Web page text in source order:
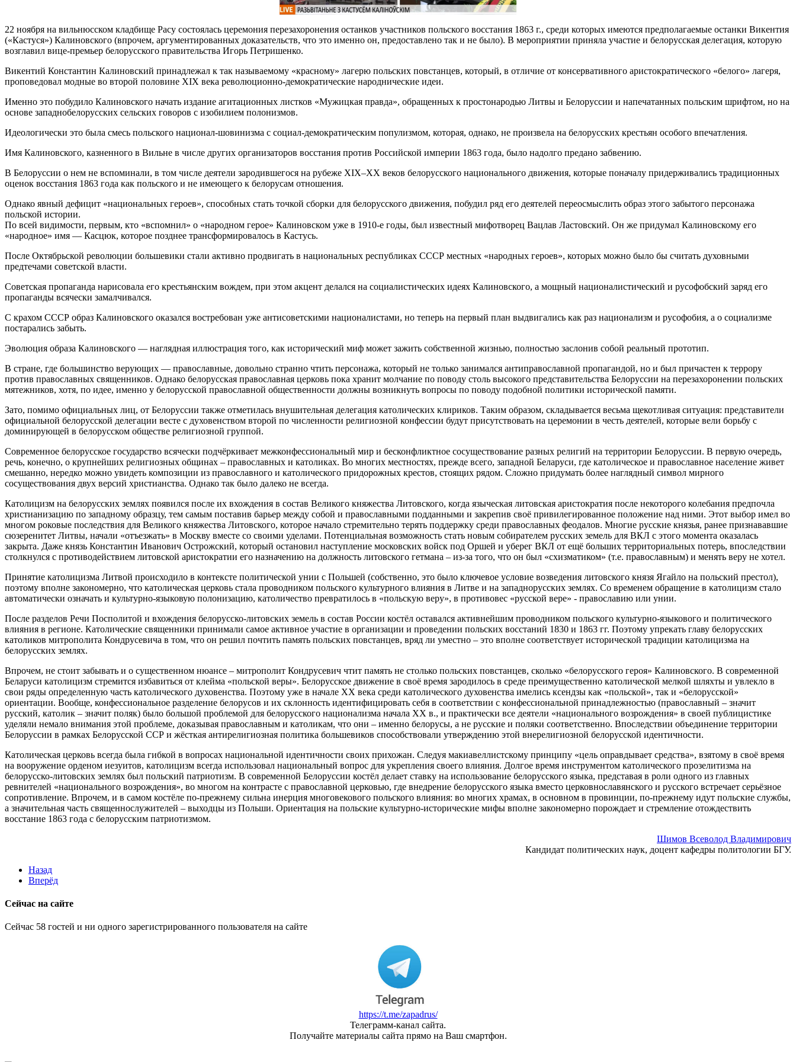
22 ноября на вильнюсском кладбище Расу состоялась церемония перезахоронения останков участников польского восстания 1863 г., среди которых имеются предполагаемые останки Викентия
(«Кастуся») Калиновского (впрочем, аргументированных доказательств, что это именно он, предоставлено так и не было). В мероприятии приняла участие и белорусская делегация, которую
возглавил вице-премьер белорусского правительства Игорь Петришенко.
Викентий Константин Калиновский принадлежал к так называемому «красному» лагерю польских повстанцев, который, в отличие от консервативного аристократического «белого» лагеря,
проповедовал модные во второй половине XIX века революционно-демократические народнические идеи.
Именно это побудило Калиновского начать издание агитационных листков «Мужицкая правда», обращенных к простонародью Литвы и Белоруссии и напечатанных польским шрифтом, но на
основе западнобелорусских сельских говоров с изобилием полонизмов.
Идеологически это была смесь польского национал-шовинизма с социал-демократическим популизмом, которая, однако, не произвела на белорусских крестьян особого впечатления.
Имя Калиновского, казненного в Вильне в числе других организаторов восстания против Российской империи 1863 года, было надолго предано забвению.
В Белоруссии о нем не вспоминали, в том числе деятели зародившегося на рубеже XIX–XX веков белорусского национального движения, которые поначалу придерживались традиционных
оценок восстания 1863 года как польского и не имеющего к белорусам отношения.
Однако явный дефицит «национальных героев», способных стать точкой сборки для белорусского движения, побудил ряд его деятелей переосмыслить образ этого забытого персонажа
польской истории.
По всей видимости, первым, кто «вспомнил» о «народном герое» Калиновском уже в 1910-е годы, был известный мифотворец Вацлав Ластовский. Он же придумал Калиновскому его
«народное» имя — Касцюк, которое позднее трансформировалось в Кастусь.
После Октябрьской революции большевики стали активно продвигать в национальных республиках СССР местных «народных героев», которых можно было бы считать духовными
предтечами советской власти.
Советская пропаганда нарисовала его крестьянским вождем, при этом акцент делался на социалистических идеях Калиновского, а мощный националистический и русофобский заряд его
пропаганды всячески замалчивался.
С крахом СССР образ Калиновского оказался востребован уже антисоветскими националистами, но теперь на первый план выдвигались как раз национализм и русофобия, а о социализме
постарались забыть.
Эволюция образа Калиновского — наглядная иллюстрация того, как исторический миф может зажить собственной жизнью, полностью заслонив собой реальный прототип.
В стране, где большинство верующих — православные, довольно странно чтить персонажа, который не только занимался антиправославной пропагандой, но и был причастен к террору
против православных священников. Однако белорусская православная церковь пока хранит молчание по поводу столь высокого представительства Белоруссии на перезахоронении польских
мятежников, хотя, по идее, именно у белорусской православной общественности должны возникнуть вопросы по поводу подобной политики исторической памяти.
Зато, помимо официальных лиц, от Белоруссии также отметилась внушительная делегация католических клириков. Таким образом, складывается весьма щекотливая ситуация: представители
официальной белорусской делегации весте с духовенством второй по численности религиозной конфессии будут присутствовать на церемонии в честь деятелей, которые вели борьбу с
доминирующей в белорусском обществе религиозной группой.
Современное белорусское государство всячески подчёркивает межконфессиональный мир и бесконфликтное сосуществование разных религий на территории Белоруссии. В первую очередь,
речь, конечно, о крупнейших религиозных общинах – православных и католиках. Во многих местностях, прежде всего, западной Беларуси, где католическое и православное население живет
смешанно, нередко можно увидеть композиции из православного и католического придорожных крестов, стоящих рядом. Сложно придумать более наглядный символ мирного
сосуществования двух версий христианства. Однако так было далеко не всегда.
Католицизм на белорусских землях появился после их вхождения в состав Великого княжества Литовского, когда языческая литовская аристократия после некоторого колебания предпочла
христианизацию по западному образцу, тем самым поставив барьер между собой и православными подданными и закрепив своё привилегированное положение над ними. Этот выбор имел во
многом роковые последствия для Великого княжества Литовского, которое начало стремительно терять поддержку среди православных феодалов. Многие русские князья, ранее признававшие
сюзеренитет Литвы, начали «отъезжать» в Москву вместе со своими уделами. Потенциальная возможность стать новым собирателем русских земель для ВКЛ с этого момента оказалась
закрыта. Даже князь Константин Иванович Острожский, который остановил наступление московских войск под Оршей и уберег ВКЛ от ещё больших территориальных потерь, впоследствии
столкнулся с противодействием литовской аристократии его назначению на должность литовского гетмана – из-за того, что он был «схизматиком» (т.е. православным) и менять веру не хотел.
Принятие католицизма Литвой происходило в контексте политической унии с Польшей (собственно, это было ключевое условие возведения литовского князя Ягайло на польский престол),
поэтому вполне закономерно, что католическая церковь стала проводником польского культурного влияния в Литве и на западнорусских землях. Со временем обращение в католицизм стало
автоматически означать и культурно-языковую полонизацию, католичество превратилось в «польскую веру», в противовес «русской вере» - православию или унии.
После разделов Речи Посполитой и вхождения белорусско-литовских земель в состав России костёл оставался активнейшим проводником польского культурно-языкового и политического
влияния в регионе. Католические священники принимали самое активное участие в организации и проведении польских восстаний 1830 и 1863 гг. Поэтому упрекать главу белорусских
католиков митрополита Кондрусевича в том, что он решил почтить память польских повстанцев, вряд ли уместно – это вполне соответствует исторической традиции католицизма на
белорусских землях.
Впрочем, не стоит забывать и о существенном нюансе – митрополит Кондрусевич чтит память не столько польских повстанцев, сколько «белорусского героя» Калиновского. В современной
Беларуси католицизм стремится избавиться от клейма «польской веры». Белорусское движение в своё время зародилось в среде преимущественно католической мелкой шляхты и увлекло в
свои ряды определенную часть католического духовенства. Поэтому уже в начале ХХ века среди католического духовенства имелись ксендзы как «польской», так и «белорусской»
ориентации. Вообще, конфессиональное разделение белорусов и их склонность идентифицировать себя в соответствии с конфессиональной принадлежностью (православный – значит
русский, католик – значит поляк) было большой проблемой для белорусского национализма начала ХХ в., и практически все деятели «национального возрождения» в своей публицистике
уделяли немало внимания этой проблеме, доказывая православным и католикам, что они – именно белорусы, а не русские и поляки соответственно. Впоследствии объединение территории
Белоруссии в рамках Белорусской ССР и жёсткая антирелигиозная политика большевиков способствовали утверждению этой внерелигиозной белорусской идентичности.
Католическая церковь всегда была гибкой в вопросах национальной идентичности своих прихожан. Следуя макиавеллистскому принципу «цель оправдывает средства», взятому в своё время
на вооружение орденом иезуитов, католицизм всегда использовал национальный вопрос для укрепления своего влияния. Долгое время инструментом католического прозелитизма на
белорусско-литовских землях был польский патриотизм. В современной Белоруссии костёл делает ставку на использование белорусского языка, представая в роли одного из главных
ревнителей «национального возрождения», во многом на контрасте с православной церковью, где внедрение белорусского языка вместо церковнославянского и русского встречает серьёзное
сопротивление. Впрочем, и в самом костёле по-прежнему сильна инерция многовекового польского влияния: во многих храмах, в основном в провинции, по-прежнему идут польские службы,
а значительная часть священнослужителей – выходцы из Польши. Ориентация на польские культурно-исторические мифы вполне закономерно порождает и стремление отождествить
восстание 1863 года с белорусским патриотизмом.
Шимов Всеволод Владимирович
Кандидат политических наук, доцент кафедры политологии БГУ.
Назад
Вперёд
Сейчас на сайте
Сейчас 58 гостей и ни одного зарегистрированного пользователя на сайте
https://t.me/zapadrus/
Телеграмм-канал сайта.
Получайте материалы сайта прямо на Ваш смартфон.